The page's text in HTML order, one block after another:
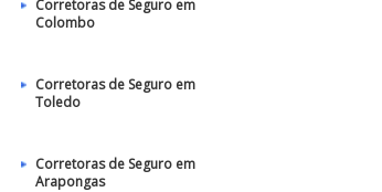
Corretoras de Seguro em
Colombo
Corretoras de Seguro em
Toledo
Corretoras de Seguro em
Arapongas